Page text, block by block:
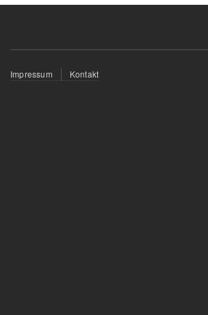
Fußzeilenmenü
Impressum Kontakt